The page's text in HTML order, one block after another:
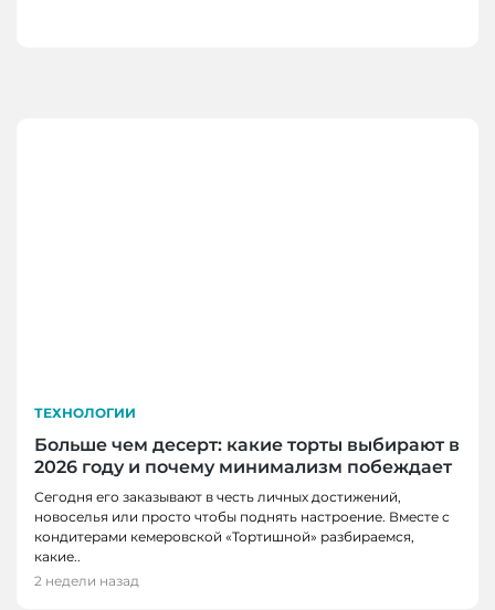
ТЕХНОЛОГИИ
Больше чем десерт: какие торты выбирают в
2026 году и почему минимализм побеждает
Сегодня его заказывают в честь личных достижений,
новоселья или просто чтобы поднять настроение. Вместе с
кондитерами кемеровской «Тортишной» разбираемся,
какие..
2 недели назад